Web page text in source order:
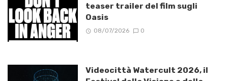
teaser trailer del film sugli
Oasis
08/07/2026 0
Videocittà Watercult 2026, il